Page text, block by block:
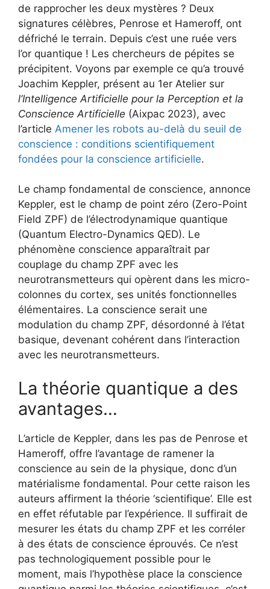
de rapprocher les deux mystères ? Deux
signatures célèbres, Penrose et Hameroff, ont
défriché le terrain. Depuis c’est une ruée vers
l’or quantique ! Les chercheurs de pépites se
précipitent. Voyons par exemple ce qu’a trouvé
Joachim Keppler, présent au 1er Atelier sur
l’Intelligence Artificielle pour la Perception et la
Conscience Artificielle (Aixpac 2023), avec
l’article Amener les robots au-delà du seuil de
conscience : conditions scientifiquement
fondées pour la conscience artificielle.
Le champ fondamental de conscience, annonce
Keppler, est le champ de point zéro (Zero-Point
Field ZPF) de l’électrodynamique quantique
(Quantum Electro-Dynamics QED). Le
phénomène conscience apparaîtrait par
couplage du champ ZPF avec les
neurotransmetteurs qui opèrent dans les micro-
colonnes du cortex, ses unités fonctionnelles
élémentaires. La conscience serait une
modulation du champ ZPF, désordonné à l’état
basique, devenant cohérent dans l’interaction
avec les neurotransmetteurs.
La théorie quantique a des
avantages…
L’article de Keppler, dans les pas de Penrose et
Hameroff, offre l’avantage de ramener la
conscience au sein de la physique, donc d’un
matérialisme fondamental. Pour cette raison les
auteurs affirment la théorie ‘scientifique’. Elle est
en effet réfutable par l’expérience. Il suffirait de
mesurer les états du champ ZPF et les corréler
à des états de conscience éprouvés. Ce n’est
pas technologiquement possible pour le
moment, mais l’hypothèse place la conscience